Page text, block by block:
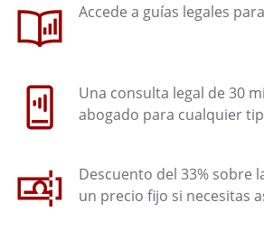
Accede a guías legales
Una consulta legal de 30
abogado para cualquier
Descuento del 33% sobre
un precio fijo si necesitas